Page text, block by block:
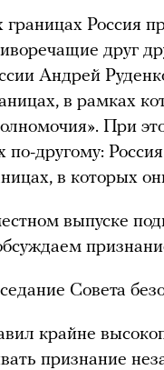
границах
друг
Андрей
в рамках
При
по-другому:
в которых
выпуске
Совета
крайне
признание